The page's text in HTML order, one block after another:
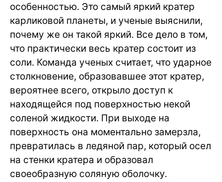
особенностью. Это самый яркий кратер
карликовой планеты, и ученые выяснили,
почему же он такой яркий. Все дело в том,
что практически весь кратер состоит из
соли. Команда ученых считает, что ударное
столкновение, образовавшее этот кратер,
вероятнее всего, открыло доступ к
находящейся под поверхностью некой
соленой жидкости. При выходе на
поверхность она моментально замерзла,
превратилась в ледяной пар, который осел
на стенки кратера и образовал
своеобразную соляную оболочку.